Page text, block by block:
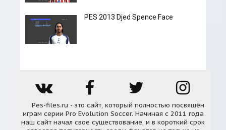
PES 2013 Djed Spence Face
Pes-files.ru - это сайт, который полностью посвящён
играм серии Pro Evolution Soccer. Начиная с 2011 года
наш сайт начал свое существование, и в короткий срок